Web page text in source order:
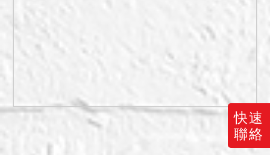
快速
聯絡
認是否為海砂屋、有無輻
射、有無地震受創、應由拍
定人自行查明，請應買人注
備註
一、上開不動產2宗合併拍
二、拍賣最低價額合計新台